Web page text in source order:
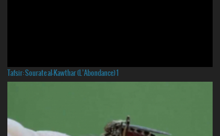
Tafsir: Sourate al-Kawthar (L’Abondance) 1